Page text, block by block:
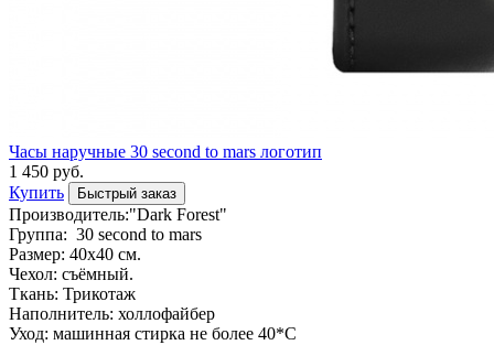
Часы наручные 30 second to mars логотип
1 450 руб.
Купить
Быстрый заказ
Производитель:"Dark Forest"
Группа: 30 second to mars
Размер: 40х40 см.
Чехол: съёмный.
Ткань: Трикотаж
Наполнитель: холлофайбер
Уход: машинная стирка не более 40*С